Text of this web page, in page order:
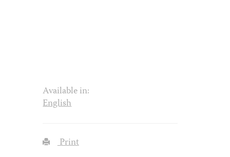
Available in:
English
Print